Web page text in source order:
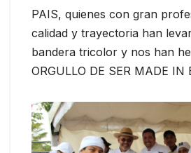
PAIS, quienes con gran
calidad y trayectoria han
bandera tricolor y nos han
ORGULLO DE SER MADE IN